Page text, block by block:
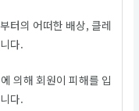
터의 어떠한 배상, 클레
다.
의해 회원이 피해를 입
다.